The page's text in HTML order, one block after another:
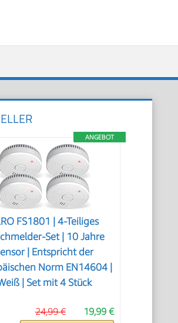
ANGEBOT
FS1801 | 4-Teiliges
Set | 10 Jahre
| Entspricht der
Norm EN14604 |
| Set mit 4 Stück
19,99 €
24,99 €